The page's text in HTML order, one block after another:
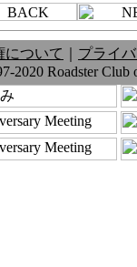
について
プライ
2020 Roadster